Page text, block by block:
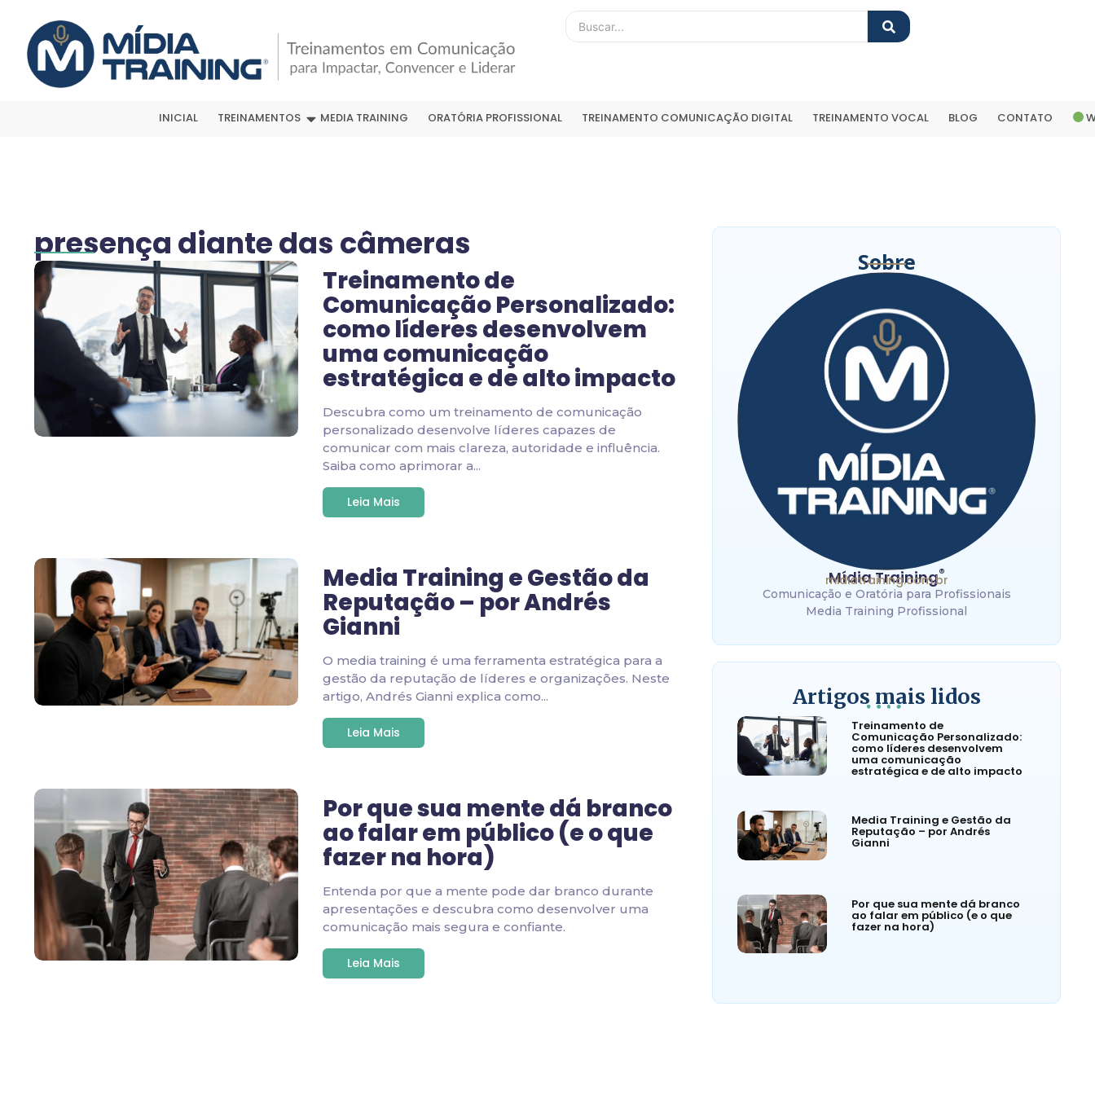
INICIAL TREINAMENTOS MEDIA TRAINING ORATÓRIA PROFISSIONAL TREINAMENTO COMUNICAÇÃO DIGITAL TREINAMENTO VOCAL BLOG CONTATO
presença diante das câmeras
Treinamento de
Comunicação Personalizado:
como líderes desenvolvem
uma comunicação
estratégica e de alto impacto
Descubra como um treinamento de comunicação
personalizado desenvolve líderes capazes de
comunicar com mais clareza, autoridade e influência.
Saiba como aprimorar a...
Leia Mais
Media Training e Gestão da
Reputação – por Andrés
Gianni
O media training é uma ferramenta estratégica para a
gestão da reputação de líderes e organizações. Neste
artigo, Andrés Gianni explica como...
Leia Mais
Por que sua mente dá branco
ao falar em público (e o que
fazer na hora)
Entenda por que a mente pode dar branco durante
apresentações e descubra como desenvolver uma
comunicação mais segura e confiante.
Leia Mais
Sobre
Mídia Training®
midiatraining.com.br
Comunicação e Oratória para Profissionais
Media Training Profissional
Artigos mais lidos
Treinamento de
Comunicação Personalizado:
como líderes desenvolvem
uma comunicação
estratégica e de alto impacto
Media Training e Gestão da
Reputação – por Andrés
Gianni
Por que sua mente dá branco
ao falar em público (e o que
fazer na hora)